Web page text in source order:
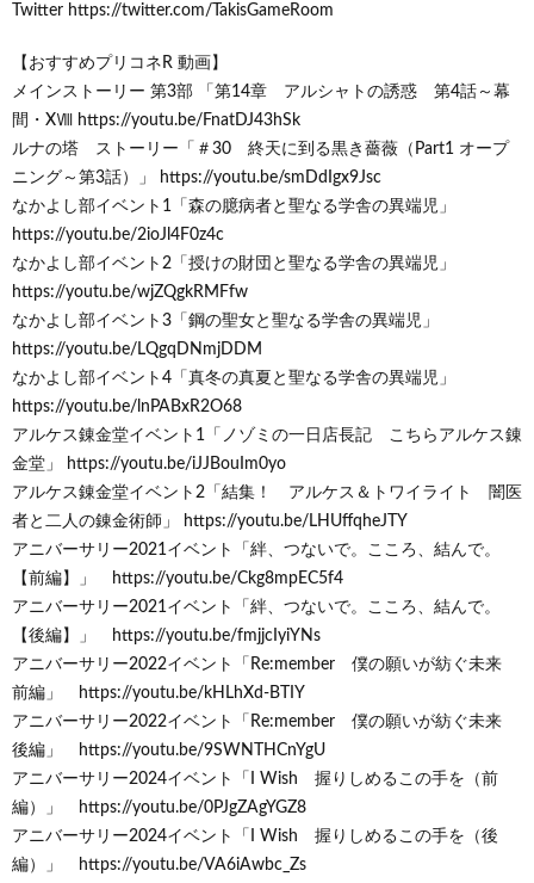
Twitter https://twitter.com/TakisGameRoom
【おすすめプリコネR 動画】
メインストーリー 第3部 「第14章 アルシャトの誘惑 第4話～幕
間・XⅧ https://youtu.be/FnatDJ43hSk
ルナの塔 ストーリー「＃30 終天に到る黒き薔薇（Part1 オープ
ニング～第3話）」 https://youtu.be/smDdIgx9Jsc
なかよし部イベント1「森の臆病者と聖なる学舎の異端児」
https://youtu.be/2ioJl4F0z4c
なかよし部イベント2「授けの財団と聖なる学舎の異端児」
https://youtu.be/wjZQgkRMFfw
なかよし部イベント3「鋼の聖女と聖なる学舎の異端児」
https://youtu.be/LQgqDNmjDDM
なかよし部イベント4「真冬の真夏と聖なる学舎の異端児」
https://youtu.be/lnPABxR2O68
アルケス錬金堂イベント1「ノゾミの一日店長記 こちらアルケス錬
金堂」 https://youtu.be/iJJBouIm0yo
アルケス錬金堂イベント2「結集！ アルケス＆トワイライト 闇医
者と二人の錬金術師」 https://youtu.be/LHUffqheJTY
アニバーサリー2021イベント「絆、つないで。こころ、結んで。
【前編】」 https://youtu.be/Ckg8mpEC5f4
アニバーサリー2021イベント「絆、つないで。こころ、結んで。
【後編】」 https://youtu.be/fmjjcIyiYNs
アニバーサリー2022イベント「Re:member 僕の願いが紡ぐ未来
前編」 https://youtu.be/kHLhXd-BTIY
アニバーサリー2022イベント「Re:member 僕の願いが紡ぐ未来
後編」 https://youtu.be/9SWNTHCnYgU
アニバーサリー2024イベント「I Wish 握りしめるこの手を（前
編）」 https://youtu.be/0PJgZAgYGZ8
アニバーサリー2024イベント「I Wish 握りしめるこの手を（後
編）」 https://youtu.be/VA6iAwbc_Zs